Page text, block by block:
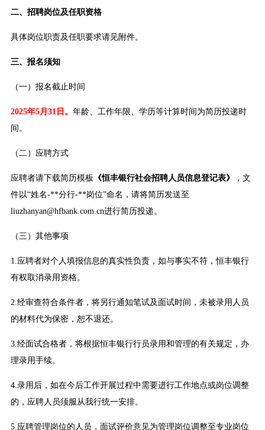
二、招聘岗位及任职资格
具体岗位职责及任职要求请见附件。
三、报名须知
（一）报名截止时间
2025年5月31日。 年龄、工作年限、学历等计算时间为简历投递时
间。
（二）应聘方式
应聘者请下载简历模板 《恒丰银行社会招聘人员信息登记表》
，文
件以“姓名-**分行-**岗位”命名，请将简历发送至
liuzhanyan@hfbank.com.cn进行简历投递。
（三）其他事项
1.应聘者对个人填报信息的真实性负责，如与事实不符，恒丰银行
有权取消录用资格。
2.经审查符合条件者，将另行通知笔试及面试时间，未被录用人员
的材料代为保密，恕不退还。
3.经面试合格者，将根据恒丰银行行员录用和管理的有关规定，办
理录用手续。
4.录用后，如在今后工作开展过程中需要进行工作地点或岗位调整
的，应聘人员须服从我行统一安排。
5.应聘管理岗位的人员，面试评价意见为管理岗位调整至专业岗位